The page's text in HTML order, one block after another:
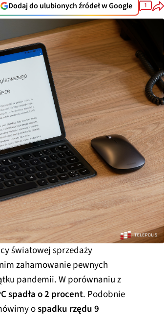
Dodaj do ulubionych źródeł w Google 1
światowej sprzedaży
zahamowanie pewnych
pandemii. W porównaniu z
spadła o 2 procent. Podobnie
ospadku rzędu 9